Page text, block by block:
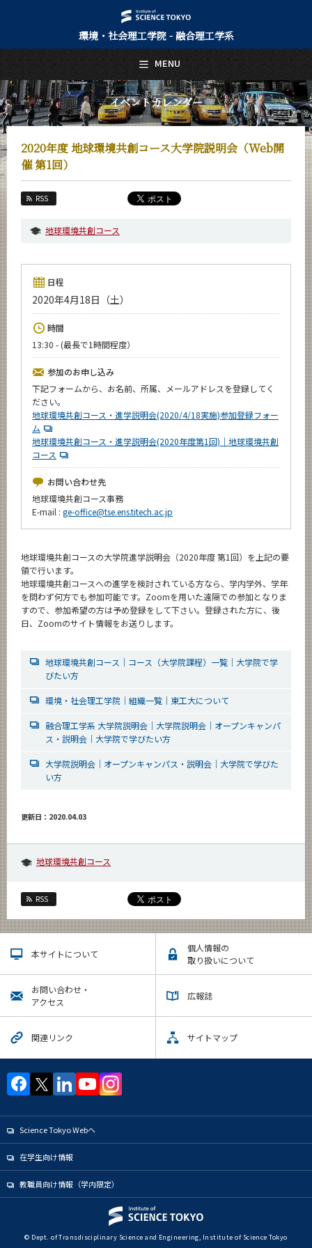
環境・社会理工学院 - 融合理工学系
イベントカレンダー
2020年度 地球環境共創コース大学院説明会（Web開
催 第1回）
RSS
地球環境共創コース
日程
2020年4月18日（土）
時間
13:30 - (最長で1時間程度）
参加のお申し込み
下記フォームから、お名前、所属、メールアドレスを登録してく
ださい。
地球環境共創コース・進学説明会(2020/4/18実施)参加登録フォー
ム
地球環境共創コース・進学説明会(2020年度第1回)｜地球環境共創
コース
お問い合わせ先
地球環境共創コース事務
E-mail : ge-office@tse.ens.titech.ac.jp
地球環境共創コースの大学院進学説明会（2020年度 第1回）を上記の要
領で行います。
地球環境共創コースへの進学を検討されている方なら、学内学外、学年
を問わず何方でも参加可能です。Zoomを用いた遠隔での参加となりま
すので、参加希望の方は予め登録をして下さい。登録された方に、後
日、Zoomのサイト情報をお送りします。
地球環境共創コース｜コース（大学院課程）一覧｜大学院で学
びたい方
環境・社会理工学院｜組織一覧｜東工大について
融合理工学系 大学院説明会｜大学院説明会｜オープンキャンパ
ス・説明会｜大学院で学びたい方
大学院説明会｜オープンキャンパス・説明会｜大学院で学びた
い方
更新日：2020.04.03
地球環境共創コース
RSS
本サイトについて
個人情報の
取り扱いについて
お問い合わせ・
アクセス
広報誌
関連リンク サイトマップ
Science Tokyo Webヘ
在学生向け情報
教職員向け情報（学内限定）
© Dept. of Transdisciplinary Science and Engineering, Institute of Science Tokyo
MENU
日本語 English
トップページ
Top Page
融合理工学系について
About Us
教育
Education
教員・研究室
Faculty and Laboratories
未来
Admissions
融合理工学系 News
News
イベントカレンダー
Event Calendar
今後のイベント
今後の課程別イベント
年別アーカイブ
CLOSE